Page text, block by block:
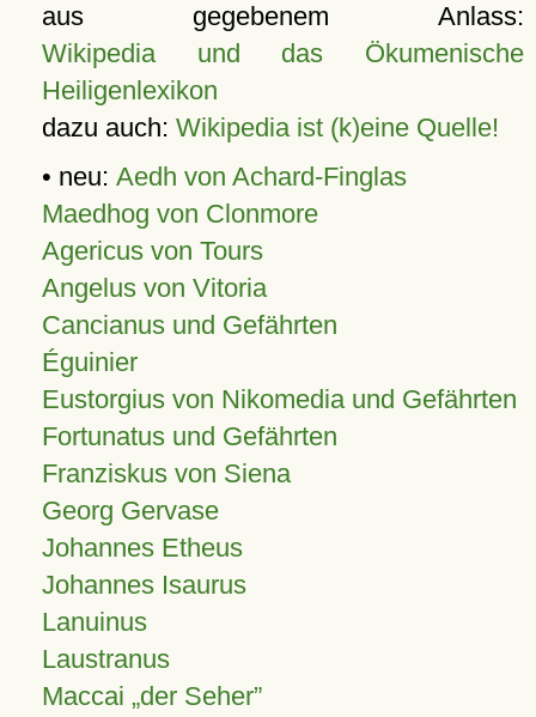
aus gegebenem Anlass:
Wikipedia und das Ökumenische
Heiligenlexikon
dazu auch: Wikipedia ist (k)eine Quelle!
• neu: Aedh von Achard-Finglas
Maedhog von Clonmore
Agericus von Tours
Angelus von Vitoria
Cancianus und Gefährten
Éguinier
Eustorgius von Nikomedia und Gefährten
Fortunatus und Gefährten
Franziskus von Siena
Georg Gervase
Johannes Etheus
Johannes Isaurus
Lanuinus
Laustranus
Maccai „der Seher”